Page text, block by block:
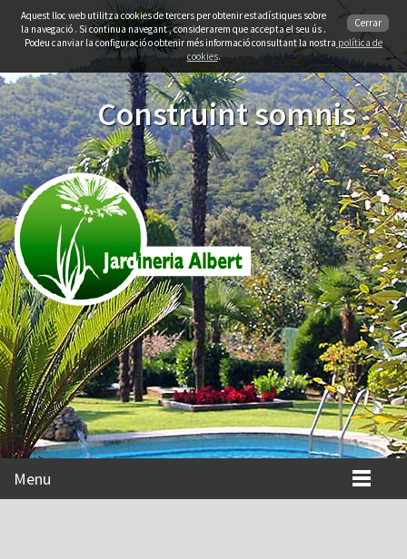
Construint somnis
Menu
Cerrar
Aquest lloc web utilitza cookies de tercers per obtenir estadístiques sobre
la navegació . Si continua navegant , considerarem que accepta el seu ús .
Podeu canviar la configuració o obtenir més informació consultant la nostra política de
cookies.